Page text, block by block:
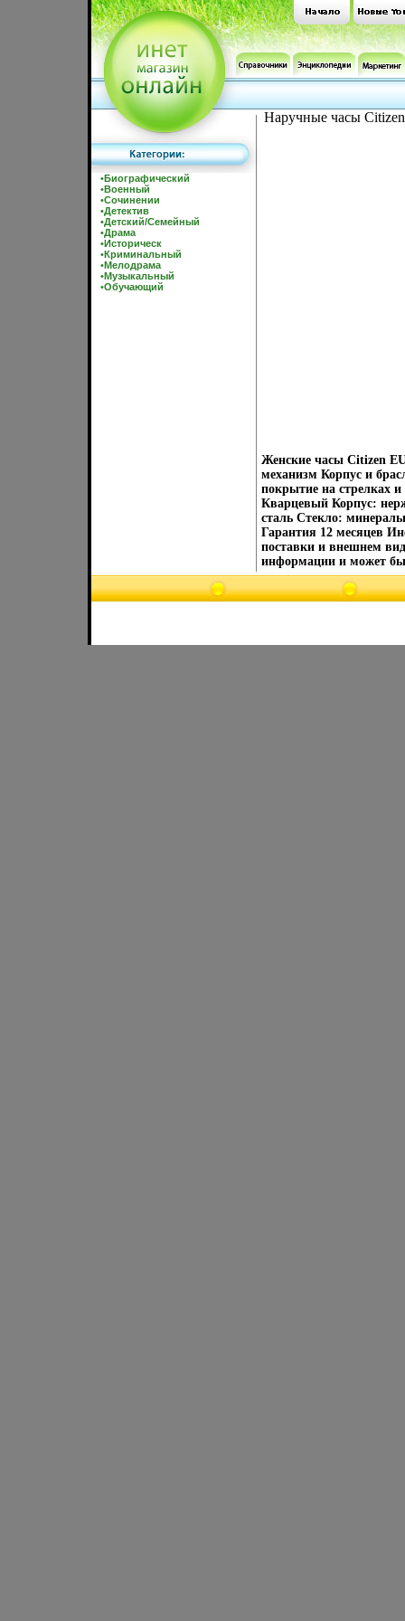
•Биографический
•Военный
•Сочинении
•Детектив
•Детский/Семейный
•Драма
•Историческ
•Криминальный
•Мелодрама
•Музыкальный
•Обучающий
Наручные часы
Женские часы Citizen
механизм Корпус и
покрытие на стрелках
Кварцевый Корпус:
сталь Стекло:
Гарантия 12 месяцев
поставки и внешнем
информации и может